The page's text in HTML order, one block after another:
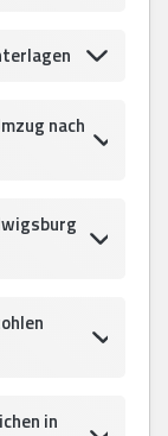
nach
in